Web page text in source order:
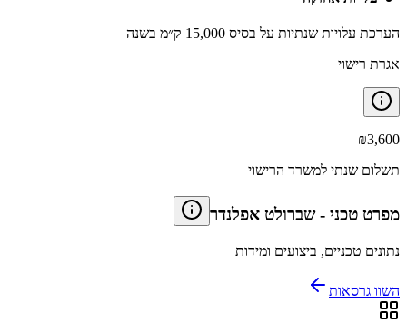
הערכת עלויות שנתיות על בסיס 15,000 ק״מ בשנה
אגרת רישוי
₪3,600
תשלום שנתי למשרד הרישוי
מפרט טכני - שברולט אפלנדר
נתונים טכניים, ביצועים ומידות
השוו גרסאות